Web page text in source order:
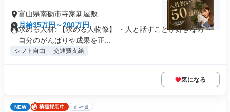
富山県南砺市寺家新屋敷
月給35万円～200万円
求める人材: 【求める人物像】 ・人と話すことが好きな方 ・
自分のがんばりや成果を正...
シフト自由 交通費支給
気になる
NEW 正社員